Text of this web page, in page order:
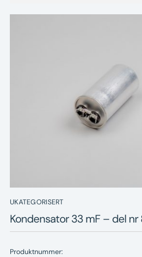
Service
Kontakt
UKATEGORISERT
Kondensator 33 mF – del nr
Produktnummer: